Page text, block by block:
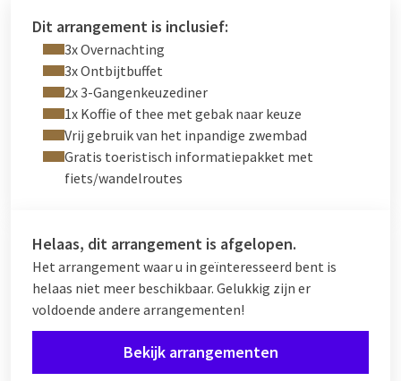
Dit arrangement is inclusief:
3x Overnachting
3x Ontbijtbuffet
2x 3-Gangenkeuzediner
1x Koffie of thee met gebak naar keuze
Vrij gebruik van het inpandige zwembad
Gratis toeristisch informatiepakket met
fiets/wandelroutes
Helaas, dit arrangement is afgelopen.
Het arrangement waar u in geïnteresseerd bent is
helaas niet meer beschikbaar. Gelukkig zijn er
voldoende andere arrangementen!
Bekijk arrangementen